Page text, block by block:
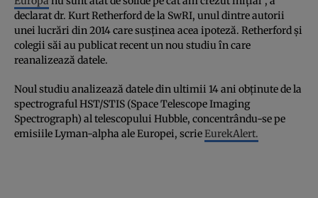
declarat dr. Kurt Retherford de la SwRI, unul dintre autorii
unei lucrări din 2014 care susținea acea ipoteză. Retherford și
colegii săi au publicat recent un nou studiu în care
reanalizează datele.
Noul studiu analizează datele din ultimii 14 ani obținute de la
spectrograful HST/STIS (Space Telescope Imaging
Spectrograph) al telescopului Hubble, concentrându-se pe
emisiile Lyman-alpha ale Europei, scrieEurekAlert.